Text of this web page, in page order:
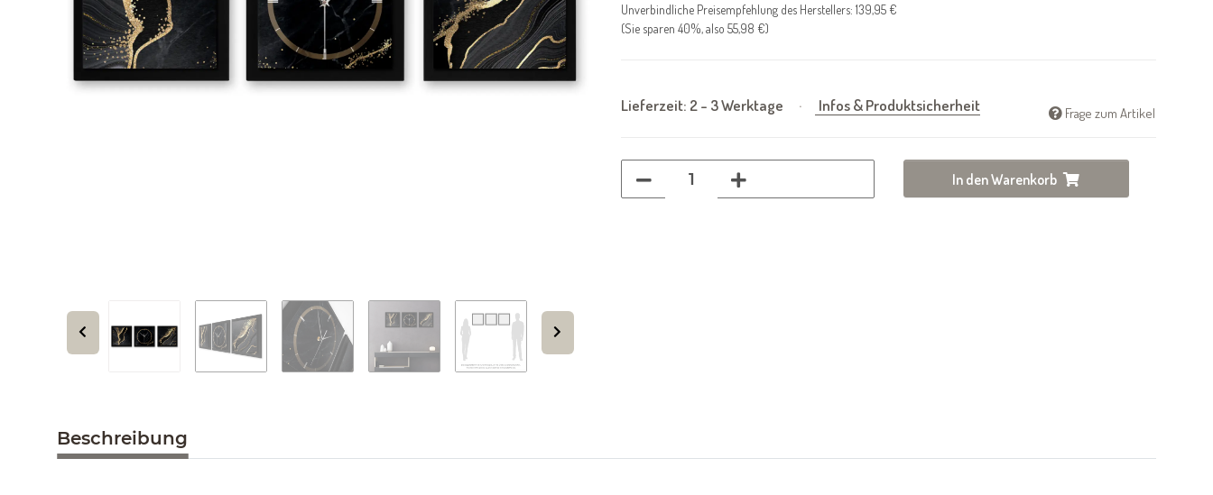
Unverbindliche Preisempfehlung des Herstellers: 139,95 €
(Sie sparen 40%, also 55,98 €)
Lieferzeit: 2 - 3 Werktage Infos & Produktsicherheit Frage zum Artikel
In den Warenkorb
Beschreibung